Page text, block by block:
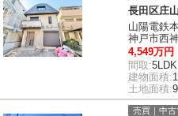
長田区庄
山陽電鉄
神戸市西
4,549万円
間取:5LDK
建物面積:
土地面積:
売買｜中